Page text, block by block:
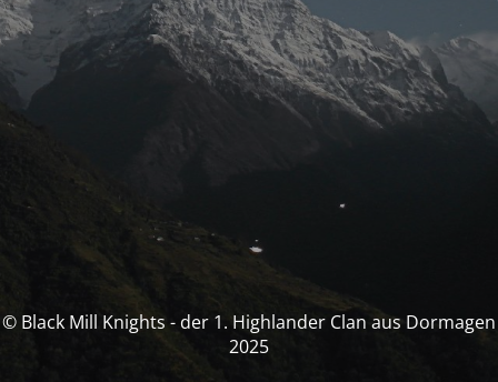
© Black Mill Knights - der 1. Highlander Clan aus Dormagen
2025